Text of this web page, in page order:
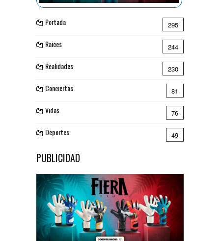
Portada 295
Raices 244
Realidades 230
Conciertos 81
Vidas 76
Deportes 49
PUBLICIDAD